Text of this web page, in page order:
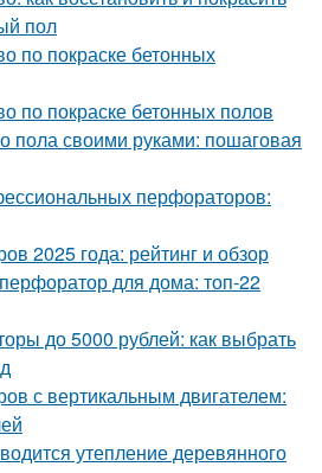
пол
по покраске бетонных
по покраске бетонных полов
пола своими руками: пошаговая
перфораторов:
2025 года: рейтинг и обзор
для дома: топ-22
до 5000 рублей: как выбрать
с вертикальным двигателем:
утепление деревянного